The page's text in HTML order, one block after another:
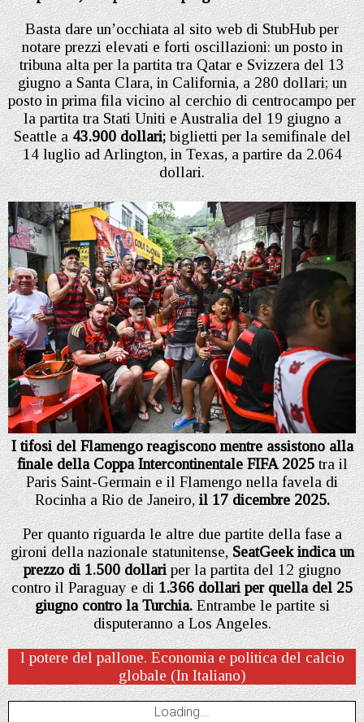
Basta dare un’occhiata al sito web di StubHub per
notare prezzi elevati e forti oscillazioni: un posto in
tribuna alta per la partita tra Qatar e Svizzera del 13
giugno a Santa Clara, in California, a 280 dollari; un
posto in prima fila vicino al cerchio di centrocampo per
la partita tra Stati Uniti e Australia del 19 giugno a
Seattle a43.900 dollari;biglietti per la semifinale del
14 luglio ad Arlington, in Texas, a partire da 2.064
dollari.
I tifosi del Flamengo reagiscono mentre assistono alla
finale della Coppa Intercontinentale FIFA 2025tra il
Paris Saint-Germain e il Flamengo nella favela di
Rocinha a Rio de Janeiro,il 17 dicembre 2025.
Per quanto riguarda le altre due partite della fase a
gironi della nazionale statunitense, SeatGeek indica un
prezzo di 1.500 dollariper la partita del 12 giugno
contro il Paraguay e di1.366 dollari per quella del 25
giugno contro la Turchia.Entrambe le partite si
disputeranno a Los Angeles.
l potere del pallone. Economia e politica del calcio
globale (In Italiano)
Loading...